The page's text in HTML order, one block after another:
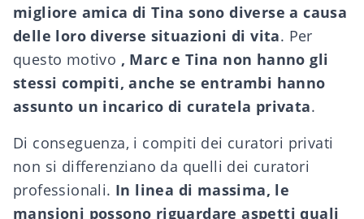
migliore amica di Tina sono diverse a causa
delle loro diverse situazioni di vita. Per
questo motivo , Marc e Tina non hanno gli
stessi compiti, anche se entrambi hanno
assunto un incarico di curatela privata.
Di conseguenza, i compiti dei curatori privati
non si differenziano da quelli dei curatori
professionali. In linea di massima, le
mansioni possono riguardare aspetti quali